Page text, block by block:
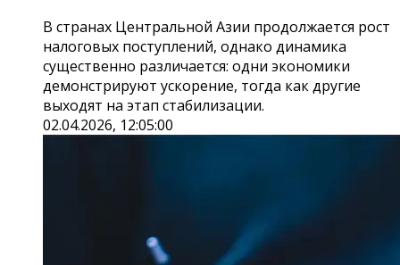
В странах Центральной Азии продолжается рост
налоговых поступлений, однако динамика
существенно различается: одни экономики
демонстрируют ускорение, тогда как другие
выходят на этап стабилизации.
02.04.2026, 12:05:00